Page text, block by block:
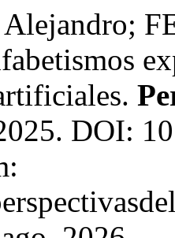
DOI: